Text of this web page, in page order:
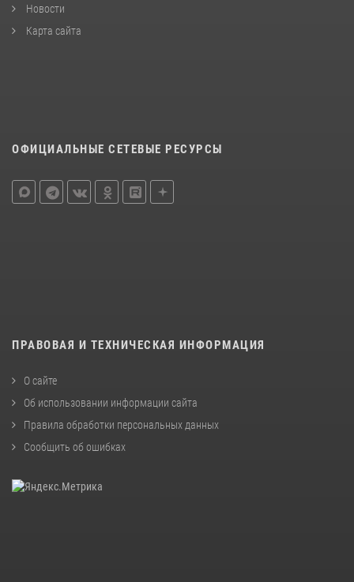
Новости
Карта сайта
ОФИЦИАЛЬНЫЕ СЕТЕВЫЕ РЕСУРСЫ
ПРАВОВАЯ И ТЕХНИЧЕСКАЯ ИНФОРМАЦИЯ
О сайте
Об использовании информации сайта
Правила обработки персональных данных
Сообщить об ошибках